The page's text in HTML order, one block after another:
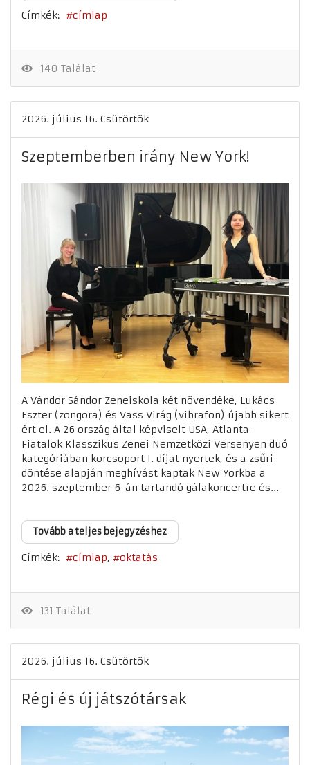
Címkék: címlap
140 Találat
2026. július 16. Csütörtök
Szeptemberben irány New York!
A Vándor Sándor Zeneiskola két növendéke, Lukács
Eszter (zongora) és Vass Virág (vibrafon) újabb sikert
ért el. A 26 ország által képviselt USA, Atlanta-
Fiatalok Klasszikus Zenei Nemzetközi Versenyen duó
kategóriában korcsoport I. díjat nyertek, és a zsűri
döntése alapján meghívást kaptak New Yorkba a
2026. szeptember 6-án tartandó gálakoncertre és...
Tovább a teljes bejegyzéshez
Címkék: címlap oktatás
131 Találat
2026. július 16. Csütörtök
Régi és új játszótársak